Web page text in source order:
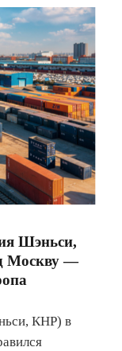
Шэньси,
Москву —
КНР) в